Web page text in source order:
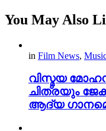
You May Also
in Film News,
വിസ്മയ
ചിത്രയും
ആദ്യ